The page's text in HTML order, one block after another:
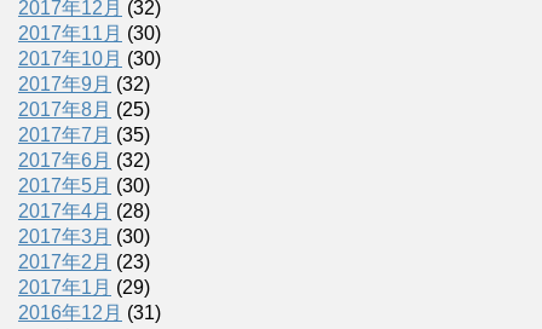
2017年12月 (32)
2017年11月 (30)
2017年10月 (30)
2017年9月 (32)
2017年8月 (25)
2017年7月 (35)
2017年6月 (32)
2017年5月 (30)
2017年4月 (28)
2017年3月 (30)
2017年2月 (23)
2017年1月 (29)
2016年12月 (31)